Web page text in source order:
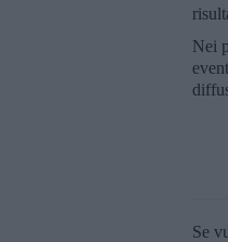
Nei
Se